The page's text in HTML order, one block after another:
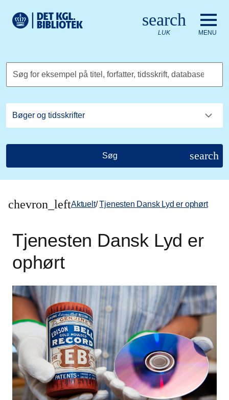
Det Kongelige Biblioteks logo. Gå til Det Kongelige
search
LUK MENU
Søg for eksempel på titel, forfatter, tidsskrift, database
Søg search
chevron_leftAktuelt/ Tjenesten Dansk Lyd er ophørt
Tjenesten Dansk Lyd er
ophørt